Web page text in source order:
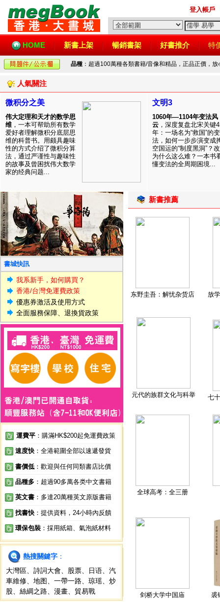
登入帳戶
HOME 新書上架 暢銷書架 好書推介 特
品種 ：超過100萬種各類書籍/音像和精品，正品正價，
人氣關注
微积分之美
伟大定理和天才的数学思
维 ，一本可帮助所有数学
爱好者理解微积分底层思
维的科普书。用颇具趣味
性的方式介绍了微积分算
法，通过严谨性与趣味性
的故事及曾困扰伟大数学
家的经典问题...
文明3
1060年—1104年变法风
云 ，深度复盘北宋关键
年：一场名为“救国”的变
法，如何一步步演变成
空国运的“制度黑洞”？
为什么这么难？一本书
懂变法的全周期困境...
書城快訊
我系新手，如何購買？
香港/台灣免運費政策
優惠券激活及使用方式
全面服務保障、退換貨政策
運費平 ：購滿HK$200起免運費政策
速度快 ：全港範圍全部以速遞發貨
書價低 ：歡迎與任何同類書店比價
品種多 ：超過90多萬各类中文書籍
英文書 ：多達20萬種英文原版書籍
找書快 ：提供資料，24小時內反饋
環保包裝 ：採用紙箱、氣泡紙材料
熱搜關鍵字 ：
大灣區
詩詞大會 股票 日语
汽
車維修
地图 一帶一路 琼瑶
炒
股
絲綢之路 漫畫 貿易戰
新書推薦
东野圭吾：解忧杂货店 放
元代的族群文化与科举 七
全球高考：全三册
剑桥大学中国庙 裘